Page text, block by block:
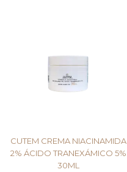
CUTEM CREMA NIACINAMIDA
2% ÁCIDO TRANEXÁMICO 5%
30ML